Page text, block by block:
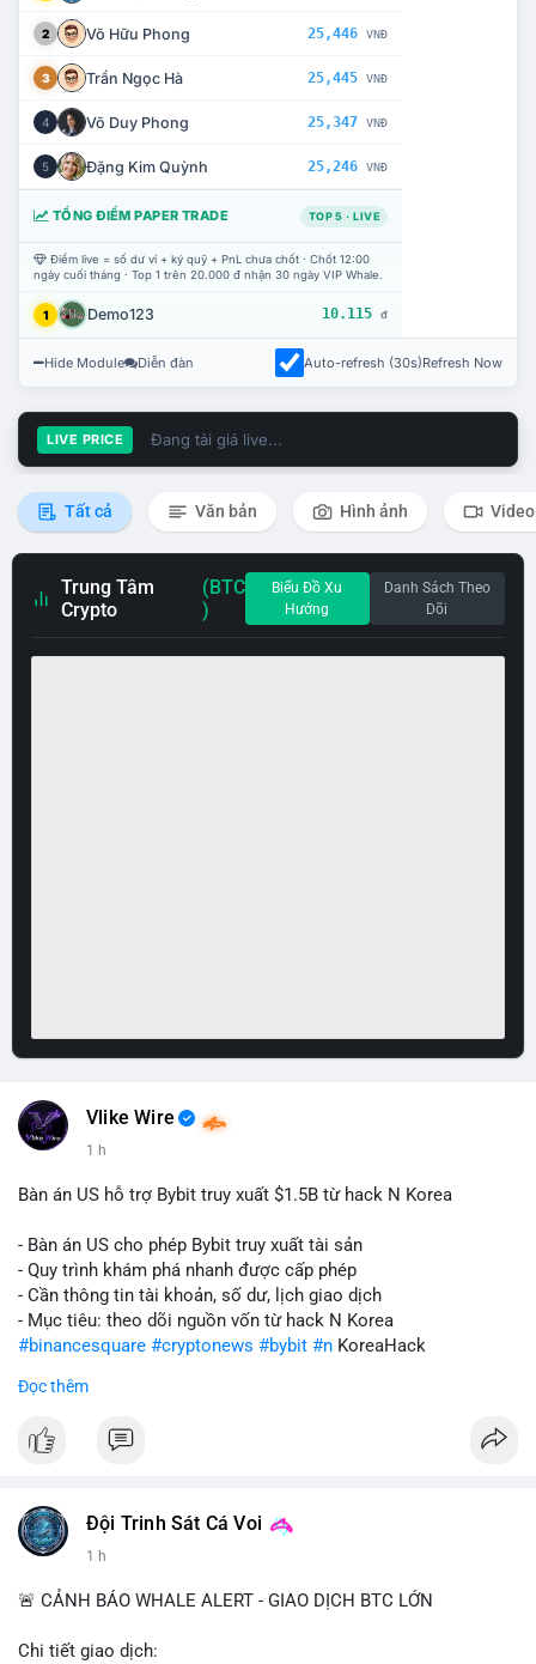
2 Võ Hữu Phong 25,446 VNĐ
3 Trần Ngọc Hà 25,445 VNĐ
4 Võ Duy Phong 25,347 VNĐ
5 Đặng Kim Quỳnh 25,246 VNĐ
TỔNG ĐIỂM PAPER TRADE TOP 5 · LIVE
Điểm live = số dư ví + ký quỹ + PnL chưa chốt · Chốt 12:00
ngày cuối tháng · Top 1 trên 20.000 đ nhận 30 ngày VIP Whale.
1 Demo123 10.115 đ
Hide Module Diễn đàn Auto-refresh (30s)Refresh Now
LIVE PRICE Đang tải giá live...
Tất cả Văn bản Hình ảnh Video
Trung Tâm
Crypto
(BTC
)
Biểu Đồ Xu
Hướng
Danh Sách Theo
Dõi
Vlike Wire
1 h
Bàn án US hỗ trợ Bybit truy xuất $1.5B từ hack N Korea
- Bàn án US cho phép Bybit truy xuất tài sản
- Quy trình khám phá nhanh được cấp phép
- Cần thông tin tài khoản, số dư, lịch giao dịch
- Mục tiêu: theo dõi nguồn vốn từ hack N Korea
#binancesquare #cryptonews #bybit #n KoreaHack
$btc $eth
#vlikevn #titanbot
Đọc thêm
Đội Trinh Sát Cá Voi
1 h
🚨 CẢNH BÁO WHALE ALERT - GIAO DỊCH BTC LỚN
Chi tiết giao dịch: